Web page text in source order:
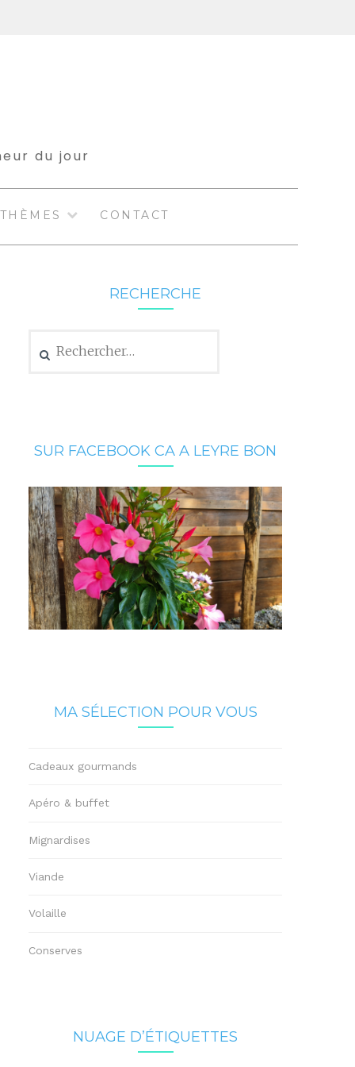
du jour
THÈMES CONTACT
RECHERCHE
SUR FACEBOOK CA A LEYRE BON
MA SÉLECTION POUR VOUS
Cadeaux gourmands
Apéro & buffet
Mignardises
Viande
Volaille
Conserves
NUAGE D’ÉTIQUETTES